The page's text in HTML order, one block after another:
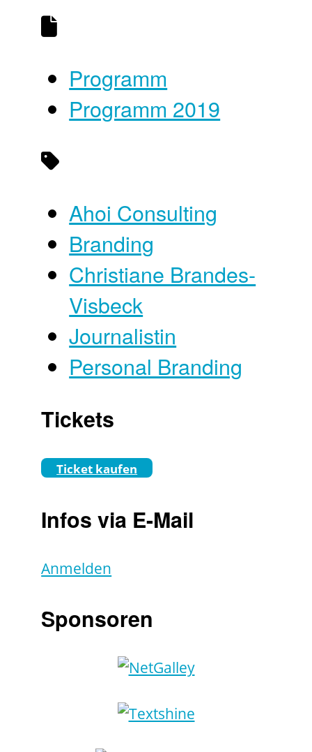
Programm
Programm 2019
Ahoi Consulting
Branding
Christiane Brandes-
Visbeck
Journalistin
Personal Branding
Tickets
Ticket kaufen
Infos via E-Mail
Anmelden
Sponsoren